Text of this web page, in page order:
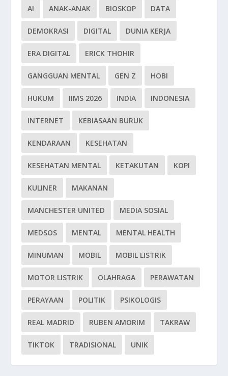
AI ANAK-ANAK BIOSKOP DATA
DEMOKRASI DIGITAL DUNIA KERJA
ERA DIGITAL ERICK THOHIR
GANGGUAN MENTAL GEN Z HOBI
HUKUM IIMS 2026 INDIA INDONESIA
INTERNET KEBIASAAN BURUK
KENDARAAN KESEHATAN
KESEHATAN MENTAL KETAKUTAN KOPI
KULINER MAKANAN
MANCHESTER UNITED MEDIA SOSIAL
MEDSOS MENTAL MENTAL HEALTH
MINUMAN MOBIL MOBIL LISTRIK
MOTOR LISTRIK OLAHRAGA PERAWATAN
PERAYAAN POLITIK PSIKOLOGIS
REAL MADRID RUBEN AMORIM TAKRAW
TIKTOK TRADISIONAL UNIK